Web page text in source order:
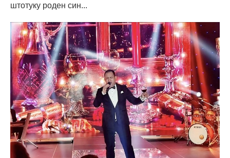
штотуку роден син...